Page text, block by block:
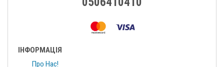
ІНФОРМАЦІЯ
Про Нас!